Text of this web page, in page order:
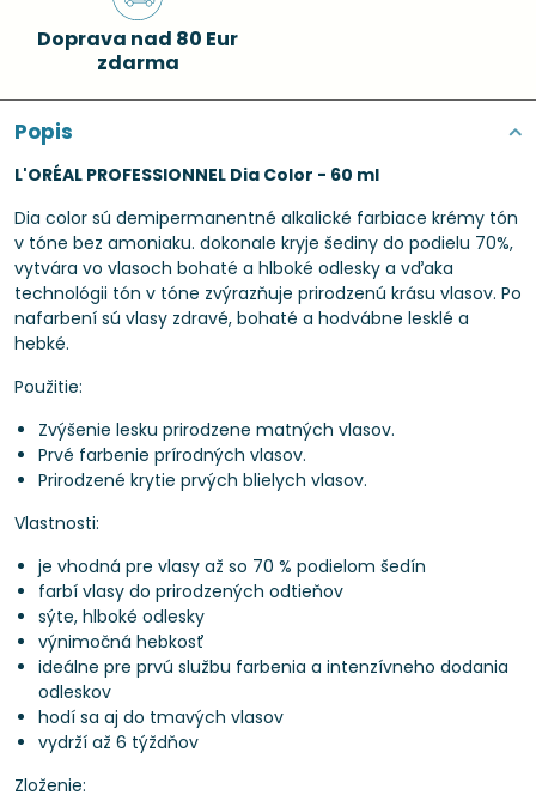
Doprava nad 80 Eur
zdarma
Popis
L'ORÉAL PROFESSIONNEL Dia Color - 60 ml
Dia color sú demipermanentné alkalické farbiace krémy tón
v tóne bez amoniaku. dokonale kryje šediny do podielu 70%,
vytvára vo vlasoch bohaté a hlboké odlesky a vďaka
technológii tón v tóne zvýrazňuje prirodzenú krásu vlasov. Po
nafarbení sú vlasy zdravé, bohaté a hodvábne lesklé a
hebké.
Použitie:
Zvýšenie lesku prirodzene matných vlasov.
Prvé farbenie prírodných vlasov.
Prirodzené krytie prvých blielych vlasov.
Vlastnosti:
je vhodná pre vlasy až so 70 % podielom šedín
farbí vlasy do prirodzených odtieňov
sýte, hlboké odlesky
výnimočná hebkosť
ideálne pre prvú službu farbenia a intenzívneho dodania
odleskov
hodí sa aj do tmavých vlasov
vydrží až 6 týždňov
Zloženie: